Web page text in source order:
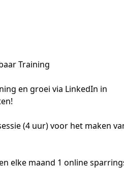
Training
en groei via LinkedIn in
(4 uur) voor het maken
elke maand 1 online